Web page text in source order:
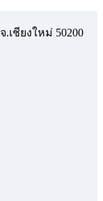
.เชียงใหม่ 50200